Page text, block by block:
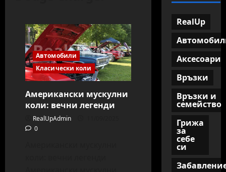
Автомобили
Класически коли
Американски мускулни
коли: вечни легенди
RealUpAdmin
0
RealUp
Аксесоари
Връзки
Връзки и
семейство
Грижа
за
себе
си